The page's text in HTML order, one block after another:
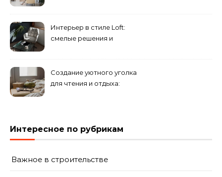
помещения
Интерьер в стиле Loft:
смелые решения и
Создание уютного уголка
для чтения и отдыха:
Интересное по рубрикам
Важное в строительстве